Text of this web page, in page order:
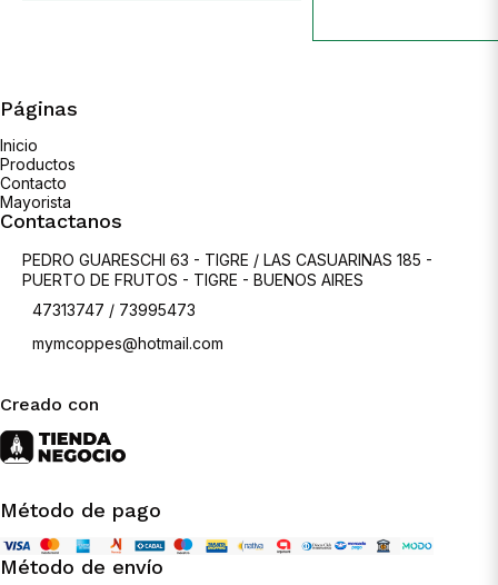
Páginas
Inicio
Productos
Contacto
Mayorista
Contactanos
PEDRO GUARESCHI 63 - TIGRE / LAS CASUARINAS 185 -
PUERTO DE FRUTOS - TIGRE - BUENOS AIRES
47313747 / 73995473
mymcoppes@hotmail.com
Creado con
Método de pago
Método de envío